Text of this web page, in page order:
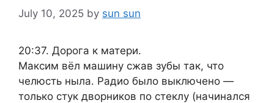
July 10, 2025 by sun sun
20:37. Дорога к матери.
Максим вёл машину сжав зубы так, что
челюсть ныла. Радио было выключено —
только стук дворников по стеклу (начинался